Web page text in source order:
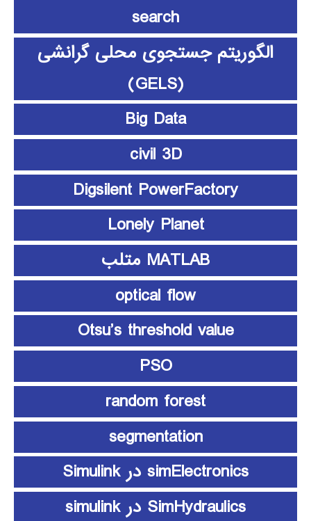
search
الگوریتم جستجوی محلی گرانشی
(GELS)
Big Data
civil 3D
Digsilent PowerFactory
Lonely Planet
MATLAB متلب
optical flow
Otsu’s threshold value
PSO
random forest
segmentation
simElectronics در Simulink
SimHydraulics در simulink